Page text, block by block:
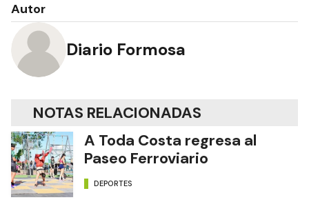
Autor
Diario Formosa
NOTAS RELACIONADAS
A Toda Costa regresa al
Paseo Ferroviario
DEPORTES